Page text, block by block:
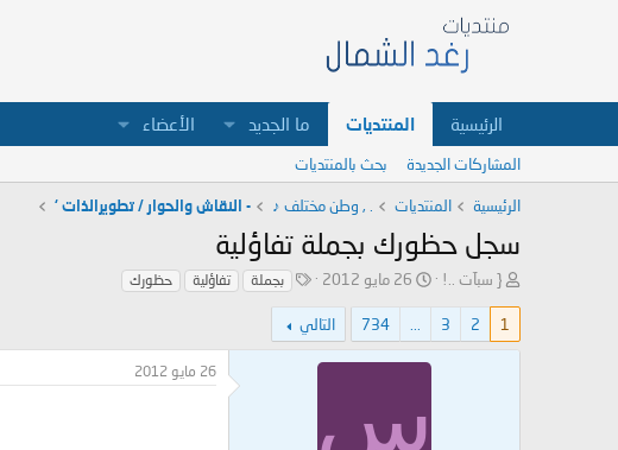
الرئيسية المنتديات ما الجديد الأعضاء
المشاركات الجديدة بحث بالمنتديات
الرئيسية المنتديات . , وطن مختلف ♪ - النقاش والحوار / تطويرالذات ‘
سجل حظورك بجملة تفاؤلية
ب
د
ئ
{ سبآت ..!
ت
ي
خ
26 مايو 2012
ا
و
س
بجملة تفاؤلية حظورك
1
2
3
...
734 التالي
س 26 مايو 2012